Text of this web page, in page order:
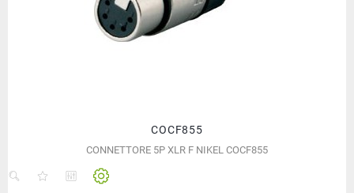
COCF855
CONNETTORE 5P XLR F NIKEL COCF855